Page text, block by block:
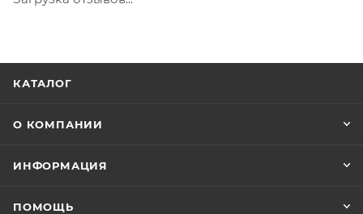
КАТАЛОГ
О КОМПАНИИ
ИНФОРМАЦИЯ
ПОМОЩЬ